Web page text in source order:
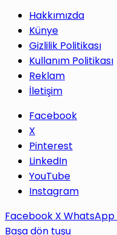
Hakkımızda
Künye
Gizlilik Politikası
Kullanım Politikası
Reklam
İletişim
Facebook
X
Pinterest
LinkedIn
YouTube
Instagram
Facebook X WhatsApp
Başa dön tuşu